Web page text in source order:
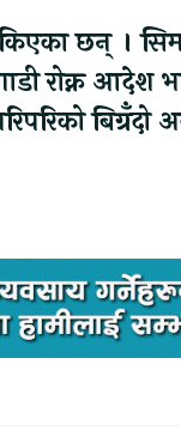
छन् ।
रोक्न